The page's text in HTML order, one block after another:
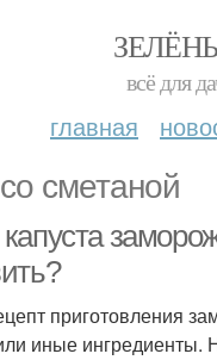
всё для
главная
сметаной
приготовления
иные ингредиенты.